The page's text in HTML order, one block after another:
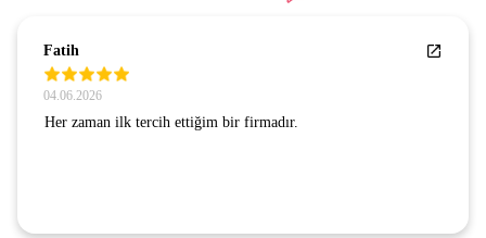
Fatih
04.06.2026
Her zaman ilk tercih ettiğim bir firmadır.